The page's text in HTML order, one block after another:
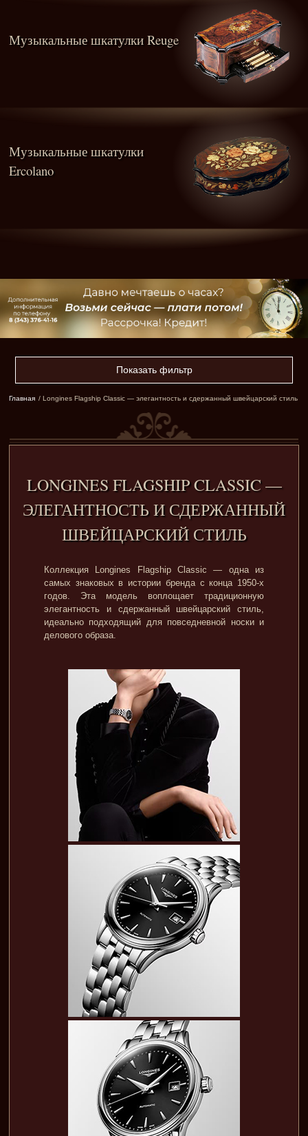
Музыкальные шкатулки Reuge
Музыкальные шкатулки
Ercolano
Показать фильтр
Главная / Longines Flagship Classic — элегантность и сдержанный швейцарский стиль
LONGINES FLAGSHIP CLASSIC —
ЭЛЕГАНТНОСТЬ И СДЕРЖАННЫЙ
ШВЕЙЦАРСКИЙ СТИЛЬ
Коллекция Longines Flagship Classic — одна из
самых знаковых в истории бренда с конца 1950-х
годов. Эта модель воплощает традиционную
элегантность и сдержанный швейцарский стиль,
идеально подходящий для повседневной носки и
делового образа.